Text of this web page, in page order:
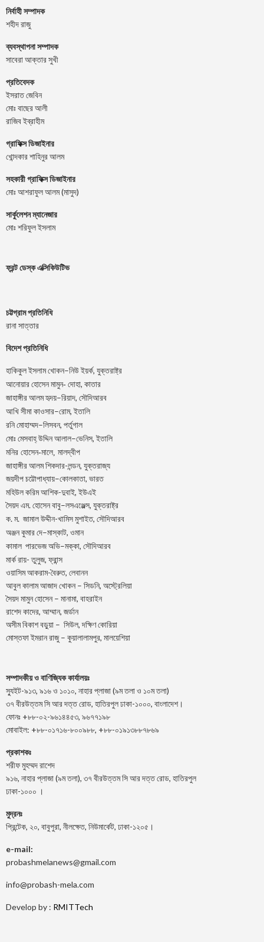
নির্বাহী সম্পাদক
শহীদ রাজু
ব্যবস্থাপনা সম্পাদক
সাবেরা আক্তার সুখী
প্রতিবেদক
ইসরাত জেবিন
মোঃ বাছের আলী
রাজিব ইব্রাহীম
গ্রাফিক্স ডিজাইনার
খোন্দকার শাহিনুর আলম
সহকারী গ্রাফিক্স ডিজাইনার
মোঃ আশরাফুল আলম (মাসুদ)
সার্কুলেশন ম্যানেজার
মোঃ শরিফুল ইসলাম
ফ্রন্ট ডেস্ক এক্সিকিউটিভ
চট্টগ্রাম প্রতিনিধি
রানা সাত্তার
বিদেশ প্রতিনিধি
হাকিকুল ইসলাম খোকন–নিউ ইয়র্ক, যুক্তরাষ্ট্র
আনোয়ার হোসেন মামুন- দোহা, কাতার
জাহাঙ্গীর আলম হৃদয়–রিয়াদ, সৌদিআরব
আখি সীমা কাওসার–রোম,ইতালি
রনি মোহাম্মদ–লিসবন, পর্তুগাল
মোঃ মেসবাহ্ উদ্দিন আলাল–ভেনিস,ইতালি
মনির হোসেন-মালে, মালদ্বীপ
জাহাঙ্গীর আলম শিকদার-লন্ডন, যুক্তরাজ্য
জয়দীপ চট্টোপাধ্যায়–কোলকাতা, ভারত
মহিউল করিম আশিক-দুবাই, ইউএই
সৈয়দ এম. হোসেন বাবু–লসএঞ্জেল্স, যুক্তরাষ্ট্র
ক. ম. জামাল উদ্দীন-খামিস মুশাইত, সৌদিআরব
অঞ্জন কুমার দে–মাস্কাট, ওমান
কামাল পারভেজ অভি–মক্কা, সৌদিআরব
মার্ক রায়- তুলুজ, ফ্রান্স
ওয়াসিম আকরাম-বৈরুত, লেবানন
আবুল কালাম আজাদ খোকন – সিডনি, অস্ট্রেলিয়া
সৈয়দ মামুন হোসেন – মানামা, বাহরাইন
রাশেদ কাদের, আম্মান, জর্ডান
অসীম বিকাশ বড়ুয়া – সিউল, দক্ষিণ কোরিয়া
মোস্তফা ইমরান রাজু – কুয়ালালামপুর, মালয়েশিয়া
সম্পাদকীয় ও বাণিজ্যিক কার্যালয়ঃ
স্যুইট-৯১৩, ৯১৬ ও ১০১০, নাহার প্লাজা (৯ম তলা ও ১০ম তলা)
৩৭ বীরউত্তম সি আর দত্ত রোড, হাতিরপুল ঢাকা-১০০০, বাংলাদেশ।
ফোনঃ +৮৮-০২-৯৬১৪৪৫৩, ৯৬৭৭১৯৮
মোবাইল: +৮৮-০১৭১৬-৮০০৯৮৮, +৮৮-০১৯১৩৮৮৭৮৬৯
প্রকাশকঃ
শরীফ মুহম্মদ রাশেদ
৯১৬, নাহার প্লাজা (৯ম তলা), ৩৭ বীরউত্তম সি আর দত্ত রোড, হাতিরপুল
ঢাকা-১০০০ ।
মুদ্রনঃ
প্রিন্টেক, ২০, বাবুপুরা, নীলক্ষেত, নিউমার্কেট, ঢাকা-১২০৫।
e-mail:
probashmelanews@gmail.com
info@probash-mela.com
Develop by : RMITTech